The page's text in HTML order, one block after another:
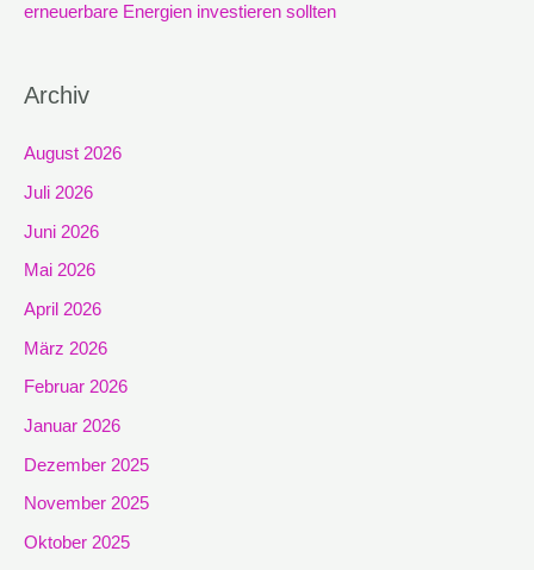
erneuerbare Energien investieren sollten
Archiv
August 2026
Juli 2026
Juni 2026
Mai 2026
April 2026
März 2026
Februar 2026
Januar 2026
Dezember 2025
November 2025
Oktober 2025